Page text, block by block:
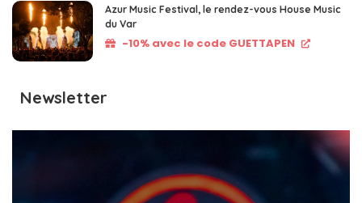
Azur Music Festival, le rendez-vous House Music
du Var
-10% avec le code GUETTAPEN
Newsletter